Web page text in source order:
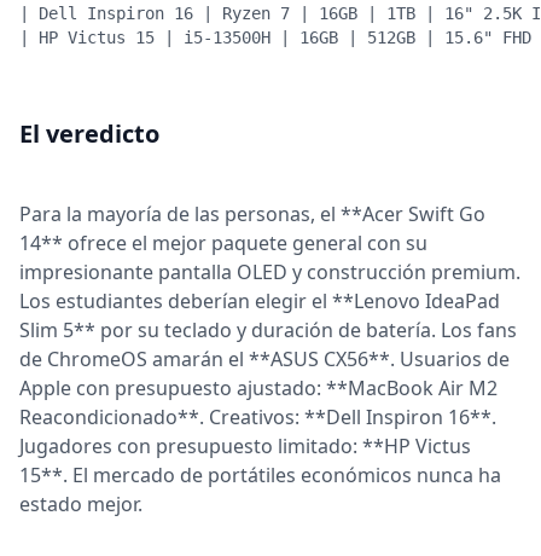
| Dell Inspiron 16 | Ryzen 7 | 16GB | 1TB | 16" 2.5K
| HP Victus 15 | i5-13500H | 16GB | 512GB | 15.6"
El veredicto
Para la mayoría de las personas, el **Acer Swift Go
14** ofrece el mejor paquete general con su
impresionante pantalla OLED y construcción premium.
Los estudiantes deberían elegir el **Lenovo IdeaPad
Slim 5** por su teclado y duración de batería. Los fans
de ChromeOS amarán el **ASUS CX56**. Usuarios de
Apple con presupuesto ajustado: **MacBook Air M2
Reacondicionado**. Creativos: **Dell Inspiron 16**.
Jugadores con presupuesto limitado: **HP Victus
15**. El mercado de portátiles económicos nunca ha
estado mejor.